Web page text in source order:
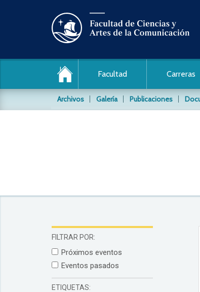
Facultad Carreras
Archivos
Conocida también como la Videoteca, es
TAFOS / PUCP
Galería Publicaciones
FILTRAR POR:
Próximos eventos
Eventos pasados
ETIQUETAS: